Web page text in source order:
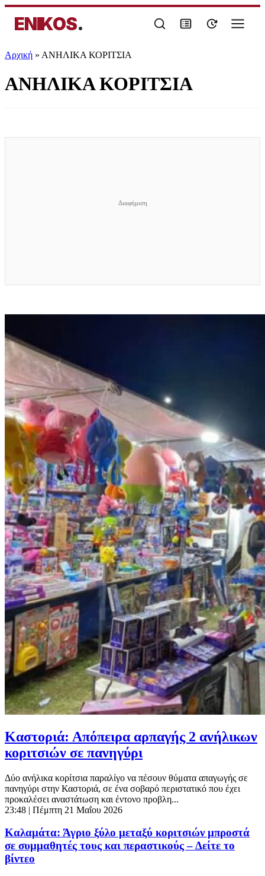
ENIKOS.
Αρχική » ΑΝΗΛΙΚΑ ΚΟΡΙΤΣΙΑ
ΑΝΗΛΙΚΑ ΚΟΡΙΤΣΙΑ
Καστοριά: Απόπειρα αρπαγής 2 ανήλικων
κοριτσιών σε πανηγύρι
Δύο ανήλικα κορίτσια παραλίγο να πέσουν θύματα απαγωγής σε
πανηγύρι στην Καστοριά, σε ένα σοβαρό περιστατικό που έχει
προκαλέσει αναστάτωση και έντονο προβλη...
23:48 | Πέμπτη 21 Μαΐου 2026
Καλαμάτα: Άγριο ξύλο μεταξύ κοριτσιών μπροστά
σε συμμαθητές τους και περαστικούς – Δείτε το
βίντεο